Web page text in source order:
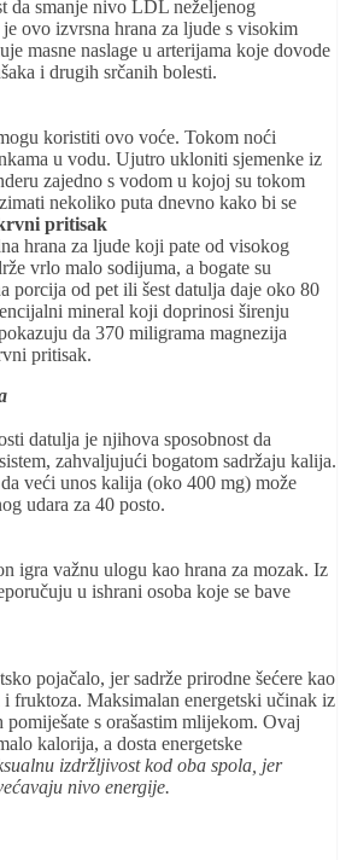
da smanje nivo LDL neželjenog
ovo izvrsna hrana za ljude s visokim
masne naslage u arterijama koje dovode
i drugih srčanih bolesti.
koristiti ovo voće. Tokom noći
u vodu. Ujutro ukloniti sjemenke iz
zajedno s vodom u kojoj su tokom
nekoliko puta dnevno kako bi se
pritisak
hrana za ljude koji pate od visokog
vrlo malo sodijuma, a bogate su
porcija od pet ili šest datulja daje oko 80
mineral koji doprinosi širenju
da 370 miligrama magnezija
pritisak.
datulja je njihova sposobnost da
zahvaljujući bogatom sadržaju kalija.
veći unos kalija (oko 400 mg) može
udara za 40 posto.
igra važnu ulogu kao hrana za mozak. Iz
u ishrani osoba koje se bave
pojačalo, jer sadrže prirodne šećere kao
i fruktoza. Maksimalan energetski učinak iz
s orašastim mlijekom. Ovaj
kalorija, a dosta energetske
izdržljivost kod oba spola, jer
nivo energije.